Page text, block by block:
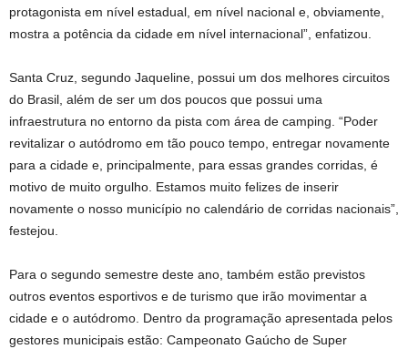
protagonista em nível estadual, em nível nacional e, obviamente,
mostra a potência da cidade em nível internacional”, enfatizou.
Santa Cruz, segundo Jaqueline, possui um dos melhores circuitos
do Brasil, além de ser um dos poucos que possui uma
infraestrutura no entorno da pista com área de camping. “Poder
revitalizar o autódromo em tão pouco tempo, entregar novamente
para a cidade e, principalmente, para essas grandes corridas, é
motivo de muito orgulho. Estamos muito felizes de inserir
novamente o nosso município no calendário de corridas nacionais”,
festejou.
Para o segundo semestre deste ano, também estão previstos
outros eventos esportivos e de turismo que irão movimentar a
cidade e o autódromo. Dentro da programação apresentada pelos
gestores municipais estão: Campeonato Gaúcho de Super